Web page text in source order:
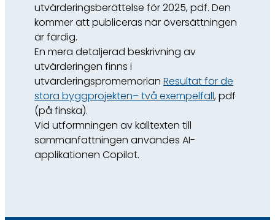
utvärderingsberättelse för 2025, pdf. Den
kommer att publiceras när översättningen
är färdig.
En mera detaljerad beskrivning av
utvärderingen finns i
utvärderingspromemorian Resultat för de
stora byggprojekten– två exempelfall, pdf
(på finska).
Vid utformningen av källtexten till
sammanfattningen användes AI-
applikationen Copilot.